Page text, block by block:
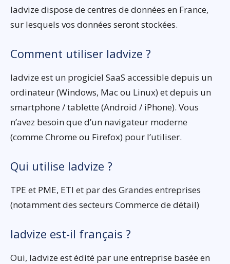
Iadvize dispose de centres de données en France,
sur lesquels vos données seront stockées.
Comment utiliser Iadvize ?
Iadvize est un progiciel SaaS accessible depuis un
ordinateur (Windows, Mac ou Linux) et depuis un
smartphone / tablette (Android / iPhone). Vous
n’avez besoin que d’un navigateur moderne
(comme Chrome ou Firefox) pour l’utiliser.
Qui utilise Iadvize ?
TPE et PME, ETI et par des Grandes entreprises
(notamment des secteurs Commerce de détail)
Iadvize est-il français ?
Oui, Iadvize est édité par une entreprise basée en